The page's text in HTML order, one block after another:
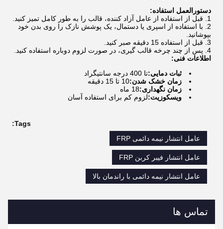
دستورالعمل استفاده:
قبل از استفاده از عامل آزاد کننده، قالب را به طور کامل تمیز کنید.
با استفاده از اسپری یا دستمال، یک پوشش نازک را روی بدن خود
بپوشانید.
قبل از استفاده 15 دقیقه صبر کنید.
پس از چند چرخه قالب گیری، در صورت لزوم دوباره استفاده کنید.
اطلاعات فنی:
ثبات دمایی:تا 400 درجه سانتیگراد
زمان خشک شدن:10 تا 15 دقیقه
زمان نگهداری:18 ماه
ويسکوزيت:لزوم کم برای استفاده آسان
Tags:
عامل انتشار نیمه دائمی FRP
عامل انتشار فیبر کربن FRP
عامل انتشار نیمه دائمی با راندمان بالا
تماس ها